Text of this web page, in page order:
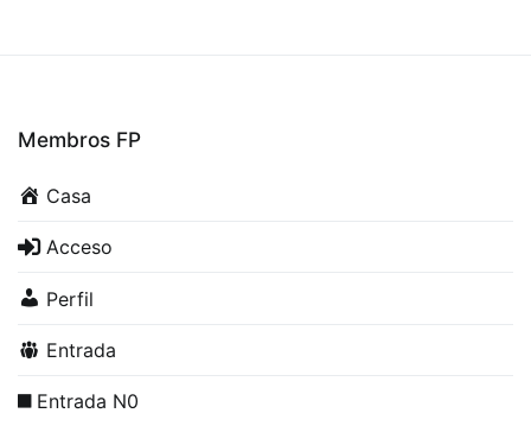
Membros FP
Casa
Acceso
Perfil
Entrada
Entrada N0